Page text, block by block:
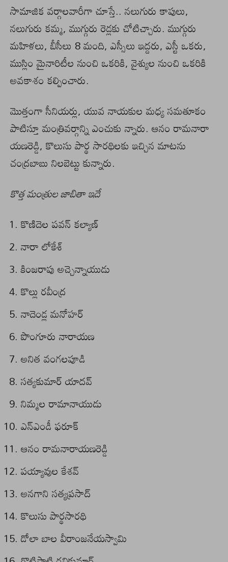
సామాజిక వర్గాలవారీగా చూస్తే.. నలుగురు కాపులు,
నలుగురు కమ్మ, ముగ్గురు రెడ్లకు చోటిచ్చారు. ముగ్గురు
మహిళలు, బీసీలు 8 మంది, ఎస్సీలు ఇద్దరు, ఎస్టీ ఒకరు,
ముస్లిం మైనారిటీల నుంచి ఒకరికి, వైశ్యుల నుంచి ఒకరికి
అవకాశం కల్పించారు.
మొత్తంగా సీనియర్లు, యువ నాయకుల మధ్య సమతూకం
పాటిస్తూ మంత్రివర్గాన్ని ఎంచుకు న్నారు. ఆనం రామనారా
యణరెడ్డి, కొలుసు పార్థ సారథిలకు ఇచ్చిన మాటను
చంద్రబాబు నిలబెట్టు కున్నారు.
కొత్త మంత్రుల జాబితా ఇదే
కొణిదెల పవన్ కల్యాణ్
నారా లోకేశ్
కింజరాపు అచ్చెన్నాయుడు
కొల్లు రవీంద్ర
నాదెండ్ల మనోహర్
పొంగూరు నారాయణ
అనిత వంగలపూడి
సత్యకుమార్ యాదవ్
నిమ్మల రామానాయుడు
ఎన్ఎండీ ఫరూక్
ఆనం రామనారాయణరెడ్డి
పయ్యావుల కేశవ్
అనగాని సత్యప్రసాద్
కొలుసు పార్థసారథి
డోలా బాల వీరాంజనేయస్వామి